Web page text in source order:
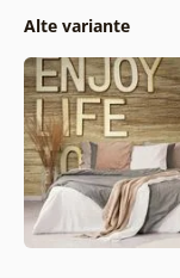
Alte variante